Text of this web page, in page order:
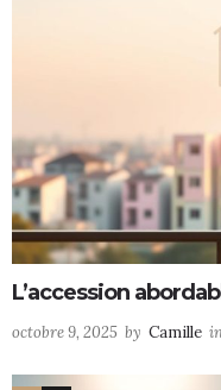
L’accession
octobre 9, 2025 by Camille